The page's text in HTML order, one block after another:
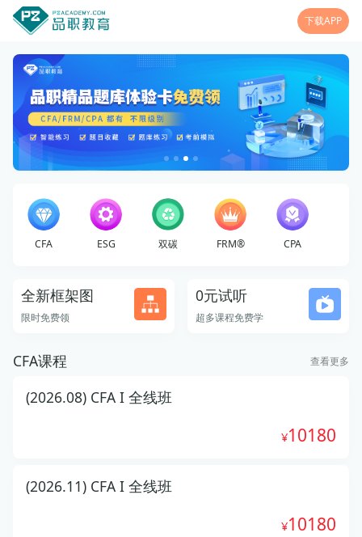
下载APP
CFA ESG 双碳 FRM® CPA
全新框架图
限时免费领
0元试听
超多课程免费学
CFA课程 查看更多
(2026.08) CFA I 全线班
10180
(2026.11) CFA I 全线班
10180